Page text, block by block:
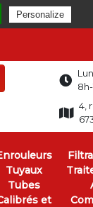
4,
Tuyaux
Tubes
et
Personalize